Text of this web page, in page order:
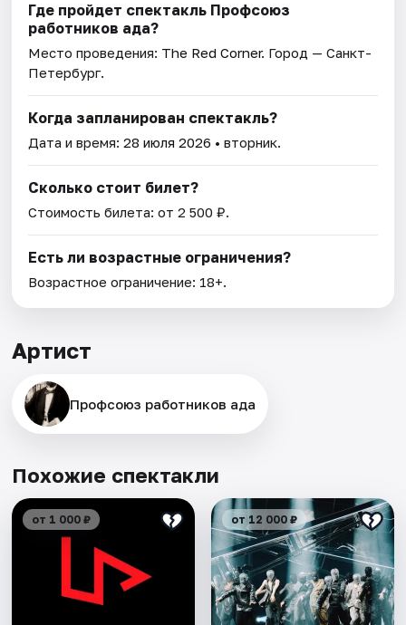
Где пройдет спектакль Профсоюз
работников ада?
Место проведения: The Red Corner. Город — Санкт-
Петербург.
Когда запланирован спектакль?
Дата и время:28 июля 2026 • вторник.
Сколько стоит билет?
Стоимость билета: от 2 500 ₽.
Есть ли возрастные ограничения?
Возрастное ограничение: 18+.
Артист
Профсоюз работников ада
Похожие спектакли
от 1 000 ₽ от 12 000 ₽